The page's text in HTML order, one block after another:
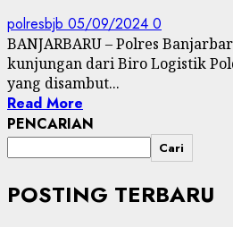
polresbjb 05/09/2024 0
BANJARBARU – Polres
kunjungan dari Biro Logistik
yang disambut...
Read More
PENCARIAN
Cari
POSTING TERBARU